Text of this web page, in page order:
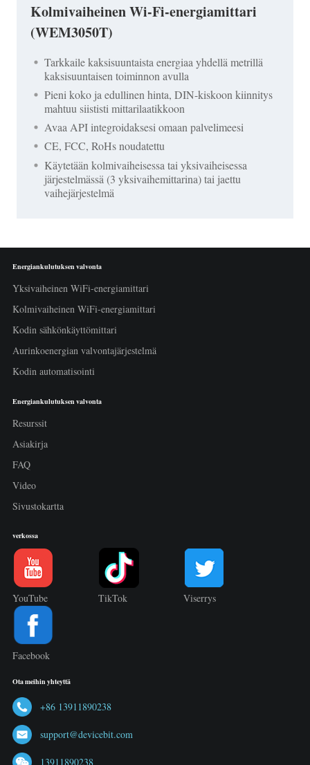
Kolmivaiheinen Wi-Fi-energiamittari
(WEM3050T)
Tarkkaile kaksisuuntaista energiaa yhdellä metrillä
kaksisuuntaisen toiminnon avulla
Pieni koko ja edullinen hinta, DIN-kiskoon kiinnitys
mahtuu siististi mittarilaatikkoon
Avaa API integroidaksesi omaan palvelimeesi
CE, FCC, RoHs noudatettu
Käytetään kolmivaiheisessa tai yksivaiheisessa
järjestelmässä (3 yksivaihemittarina) tai jaettu
vaihejärjestelmä
Energiankulutuksen valvonta
Yksivaiheinen WiFi-energiamittari
Kolmivaiheinen WiFi-energiamittari
Kodin sähkönkäyttömittari
Aurinkoenergian valvontajärjestelmä
Kodin automatisointi
Energiankulutuksen valvonta
Resurssit
Asiakirja
FAQ
Video
Sivustokartta
verkossa
YouTube TikTok Viserrys
Facebook
Ota meihin yhteyttä
+86 13911890238
support@devicebit.com
13911890238